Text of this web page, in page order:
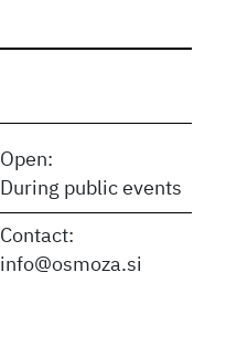
Open:
During public events
Contact:
info@osmoza.si